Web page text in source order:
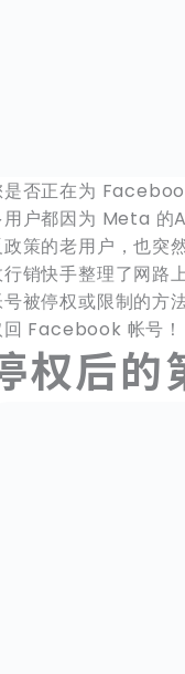
是否正在为
户都因为 Meta 的
策的老用户，也突
行销快手整理了网路
被停权或限制的方
回 Facebook 帐号！
权后的